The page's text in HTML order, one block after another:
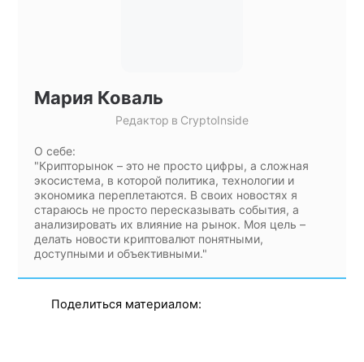
Мария Коваль
Редактор в CryptoInside
О себе:
"Крипторынок – это не просто цифры, а сложная
экосистема, в которой политика, технологии и
экономика переплетаются. В своих новостях я
стараюсь не просто пересказывать события, а
анализировать их влияние на рынок. Моя цель –
делать новости криптовалют понятными,
доступными и объективными."
Поделиться материалом: